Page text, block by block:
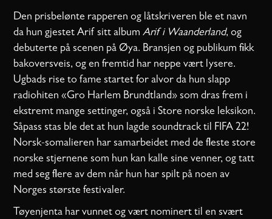
Den prisbelønte rapperen og låtskriveren ble et navn
da hun gjestet Arif sitt albumArif i Waanderland, og
debuterte på scenen på Øya. Bransjen og publikum fikk
bakoversveis, og en fremtid har neppe vært lysere.
Ugbads rise to fame startet for alvor da hun slapp
radiohiten «Gro Harlem Brundtland» som dras frem i
ekstremt mange settinger, også i Store norske leksikon.
Såpass stas ble det at hun lagde soundtrack til FIFA 22!
Norsk-somalieren har samarbeidet med de fleste store
norske stjernene som hun kan kalle sine venner, og tatt
med seg flere av dem når hun har spilt på noen av
Norges største festivaler.
Tøyenjenta har vunnet og vært nominert til en svært